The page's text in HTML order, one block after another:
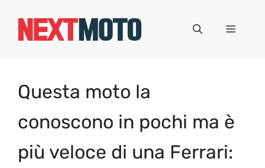
Menu
Questa moto la
conoscono in pochi ma è
più veloce di una Ferrari: